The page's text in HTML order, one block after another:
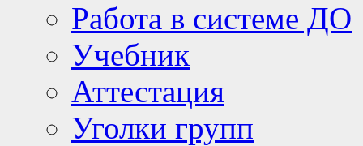
Работа в системе ДО
Учебник
Аттестация
Уголки групп